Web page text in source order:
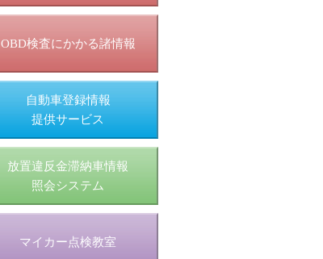
OBD検査にかかる諸情報
自動車登録情報
提供サービス
放置違反金滞納車情報
照会システム
マイカー点検教室